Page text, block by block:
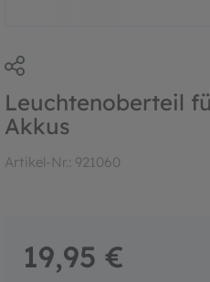
Leuchtenoberteil
Akkus
Artikel-Nr.: 921060
19,95 €